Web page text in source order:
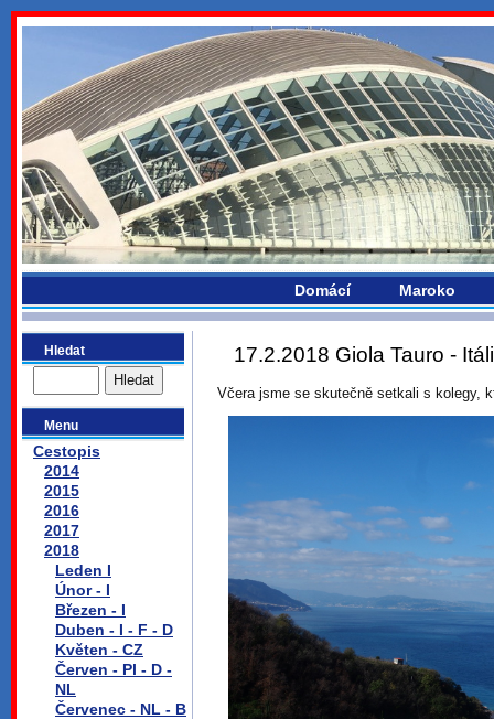
bydlikemevropou.com
Domácí Maroko
Hledat
Menu
Cestopis
2014
2015
2016
2017
2018
Leden I
Únor - I
Březen - I
Duben - I - F - D
Květen - CZ
Červen - Pl - D -
NL
Červenec - NL - B
17.2.2018 Giola Tauro -
Včera jsme se skutečně setkali s kolegy,